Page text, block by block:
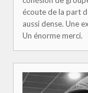
écoute de la part
aussi dense. Une
Un énorme merci.